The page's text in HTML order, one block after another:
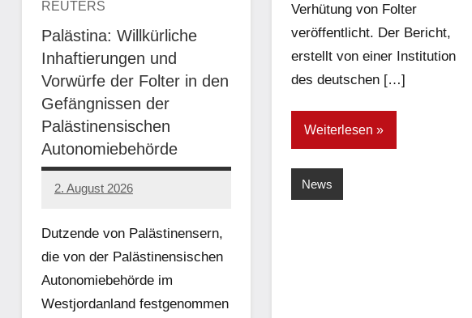
REUTERS
Palästina: Willkürliche
Inhaftierungen und
Vorwürfe der Folter in den
Gefängnissen der
Palästinensischen
Autonomiebehörde
2. August 2026
network
Dutzende von Palästinensern,
die von der Palästinensischen
Autonomiebehörde im
Westjordanland festgenommen
Verhütung von Folter
veröffentlicht. Der Bericht,
erstellt von einer Institution
des deutschen […]
Weiterlesen
News